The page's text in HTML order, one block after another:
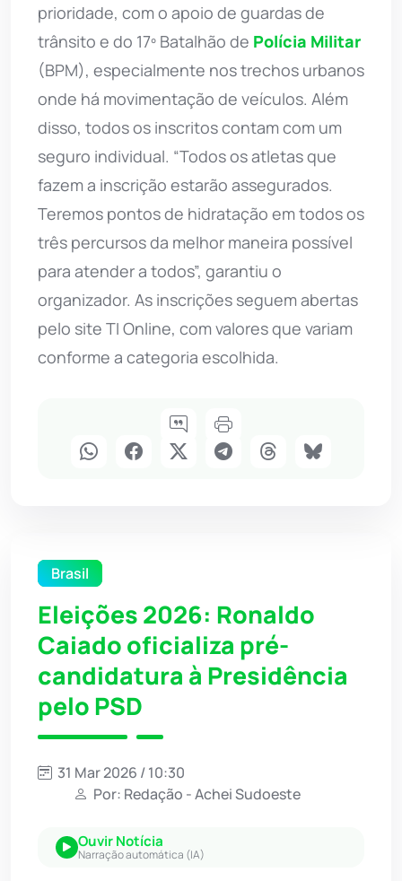
prioridade, com o apoio de guardas de
trânsito e do 17º Batalhão de Polícia Militar
(BPM), especialmente nos trechos urbanos
onde há movimentação de veículos. Além
disso, todos os inscritos contam com um
seguro individual. “Todos os atletas que
fazem a inscrição estarão assegurados.
Teremos pontos de hidratação em todos os
três percursos da melhor maneira possível
para atender a todos”, garantiu o
organizador. As inscrições seguem abertas
pelo site TI Online, com valores que variam
conforme a categoria escolhida.
Brasil
Eleições 2026: Ronaldo
Caiado oficializa pré-
candidatura à Presidência
pelo PSD
31 Mar 2026 / 10:30
Por: Redação - Achei Sudoeste
Ouvir Notícia
Narração automática (IA)